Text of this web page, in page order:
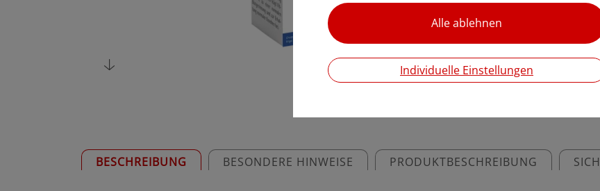
Preis inkl. MwSt.
zzgl. Versandkosten
BESCHREIBUNG BESONDERE HINWEISE PRODUKTBESCHREIBUNG
Individuelle Einstellungen